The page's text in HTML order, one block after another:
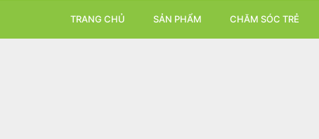
TRANG CHỦ SẢN PHẨM CHĂM SÓC TRẺ